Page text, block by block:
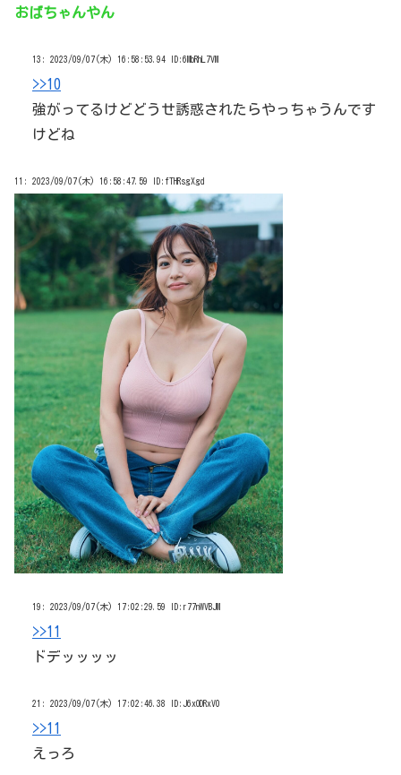
おばちゃんやん
13: 2023/09/07(木) 16:58:53.94 ID:6MbRhL7VM
>>10
強がってるけどどうせ誘惑されたらやっちゃうんです
けどね
11: 2023/09/07(木) 16:58:47.59 ID:fTHRsgXgd
19: 2023/09/07(木) 17:02:29.59 ID:r77nWVBJM
>>11
ドデッッッッ
21: 2023/09/07(木) 17:02:46.38 ID:J6xODRxV0
>>11
えっろ